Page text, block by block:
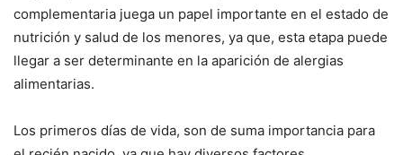
complementaria juega un papel importante en el estado de
nutrición y salud de los menores, ya que, esta etapa puede
llegar a ser determinante en la aparición de alergias
alimentarias.
Los primeros días de vida, son de suma importancia para